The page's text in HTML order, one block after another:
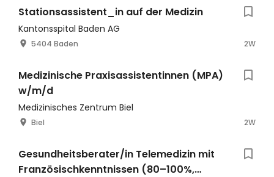
Stationsassistent_in auf der Medizin
Kantonsspital Baden AG
5404 Baden 2W
Medizinische Praxisassistentinnen (MPA)
w/m/d
Medizinisches Zentrum Biel
Biel 2W
Gesundheitsberater/in Telemedizin mit
Französischkenntnissen (80–100%,